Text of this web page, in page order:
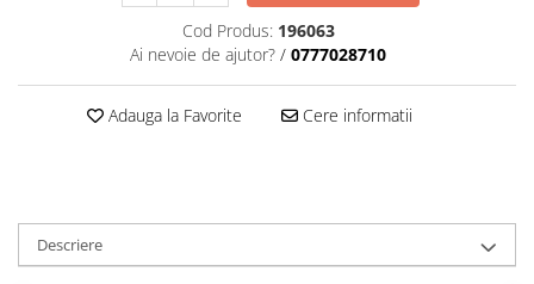
Cod Produs: 196063
Ai nevoie de ajutor? / 0777028710
Adauga la Favorite Cere informatii
Descriere